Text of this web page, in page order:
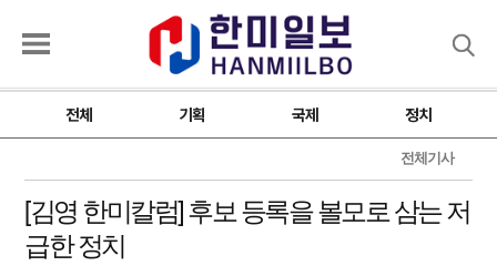
전체 기획 국제 정치
전체기사
[김영 한미칼럼] 후보 등록을 볼모로 삼는 저
급한 정치